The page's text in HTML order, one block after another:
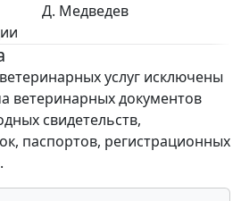
Д. Медведев
услуг исключены
ветеринарных документов
свидетельств,
паспортов, регистрационных